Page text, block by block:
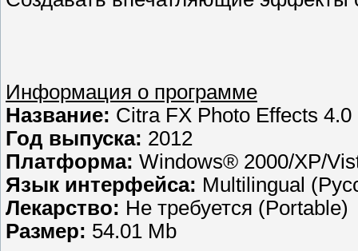
Информация о программе
Название: Citra FX Photo Effects 4.0
Год выпуска: 2012
Платформа: Windows® 2000/XP/
Язык интерфейса: Multilingual
Лекарство: Не требуется (Portable)
Размер: 54.01 Mb